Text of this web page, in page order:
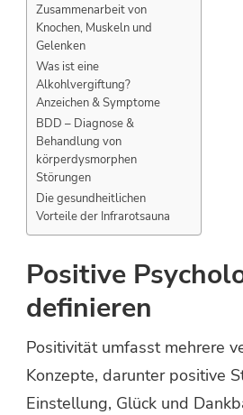
Zusammenarbeit von
Knochen, Muskeln und
Gelenken
Was ist eine
Alkohlvergiftung?
Anzeichen & Symptome
BDD – Diagnose &
Behandlung von
körperdysmorphen
Störungen
Die gesundheitlichen
Vorteile der Infrarotsauna
Positive
definieren
Positivität umfasst mehrere
Konzepte, darunter positive
Einstellung, Glück und